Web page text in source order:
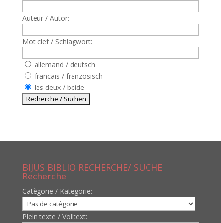
Auteur / Autor:
Mot clef / Schlagwort:
allemand / deutsch
francais / französisch
les deux / beide
BIJUS BIBLIO RECHERCHE/ SUCHE
Recherche
Catègorie / Kategorie:
Plein texte / Volltext: